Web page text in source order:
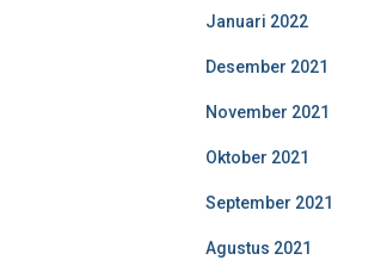
Januari 2022
Desember 2021
November 2021
Oktober 2021
September 2021
Agustus 2021